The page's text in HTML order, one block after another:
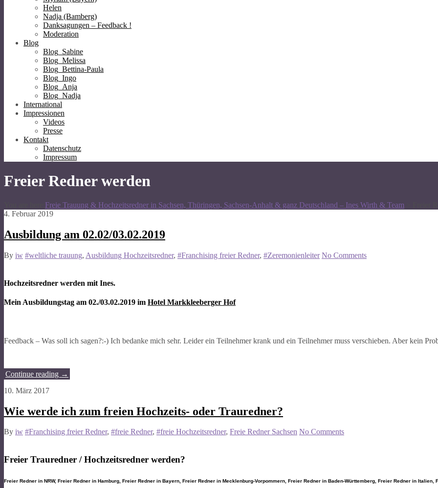
Helen
Nadja (Bamberg)
Danksagungen – Feedback !
Moderation
Blog
Blog_Sabine
Blog_Melissa
Blog_Bettina-Paula
Blog_Ingo
Blog_Anja
Blog_Nadja
International
Impressionen
Videos
Presse
Kontakt
Datenschutz
Impressum
Freier Redner werden
Freie Trauung & Hochzeitsredner in Sachsen, Thüringen, Sachsen-Anhalt & ganz Deutschland – Ines Wirth & Team
4. Februar 2019
Ausbildung am 02.02/03.02.2019
By iw #weltliche trauung, Ausbildung Hochzeitsredner, #Franchising freier Redner, #Zeremonienleiter No Comments
Hochzeitsredner werden mit Ines.
Mein Ausbildungstag am 02./03.02.2019 im Hotel Markkleeberger Hof
Feedback – Was soll ich sagen?:-) Ich bedanke mich sehr. Leider ein Teilnehmer krank und ein Teilnehmer muss verschieben. Aber kein
Continue reading →
10. März 2017
Wie werde ich zum freien Hochzeits- oder Trauredner?
By iw #Franchising freier Redner, #freie Redner, #freie Hochzeitsredner, Freie Redner Sachsen No Comments
Freier Trauredner / Hochzeitsredner werden?
Freier Redner in NRW, Freier Redner in Hamburg, Freier Redner in Bayern, Freier Redner in Mecklenburg-Vorpommern, Freier Redner in Baden-Württemberg, Freier Redner in